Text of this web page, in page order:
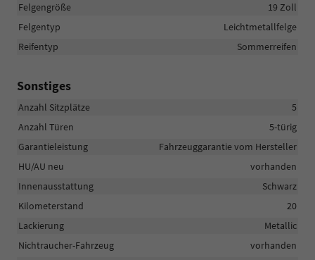
Felgengröße
19 Zoll
Felgentyp
Leichtmetallfelge
Reifentyp
Sommerreifen
Sonstiges
Anzahl Sitzplätze
5
Anzahl Türen
5-türig
Garantieleistung
Fahrzeuggarantie vom Hersteller
HU/AU neu
vorhanden
Innenausstattung
Schwarz
Kilometerstand
20
Lackierung
Metallic
Nichtraucher-Fahrzeug
vorhanden